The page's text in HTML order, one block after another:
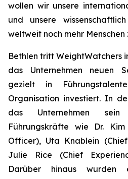
wollen wir unsere
und unsere
weltweit noch mehr
Bethlen tritt WeightWatchers
das Unternehmen neuen
gezielt in
Organisation investiert. In
das Unternehmen sein
Führungskräfte wie Dr.
Officer), Uta Knablein
Julie Rice (Chief
Darüber hinaus wurden